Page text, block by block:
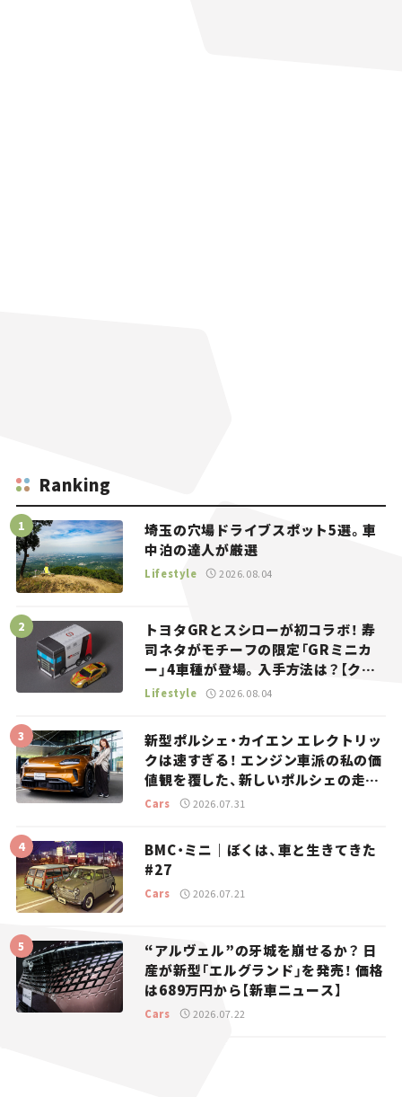
Ranking
埼玉の穴場ドライブスポット5選。車
中泊の達人が厳選
Lifestyle 2026.08.04
トヨタGRとスシローが初コラボ！ 寿
司ネタがモチーフの限定「GRミニカ
ー」4車種が登場。入手方法は？【クル
マとホビー】
Lifestyle 2026.08.04
新型ポルシェ・カイエン エレクトリッ
クは速すぎる！ エンジン車派の私の価
値観を覆した、新しいポルシェの走
り。
Cars 2026.07.31
BMC・ミニ｜ぼくは、車と生きてきた
#27
Cars 2026.07.21
“アルヴェル”の牙城を崩せるか？ 日
産が新型「エルグランド」を発売！ 価格
は689万円から【新車ニュース】
Cars 2026.07.22